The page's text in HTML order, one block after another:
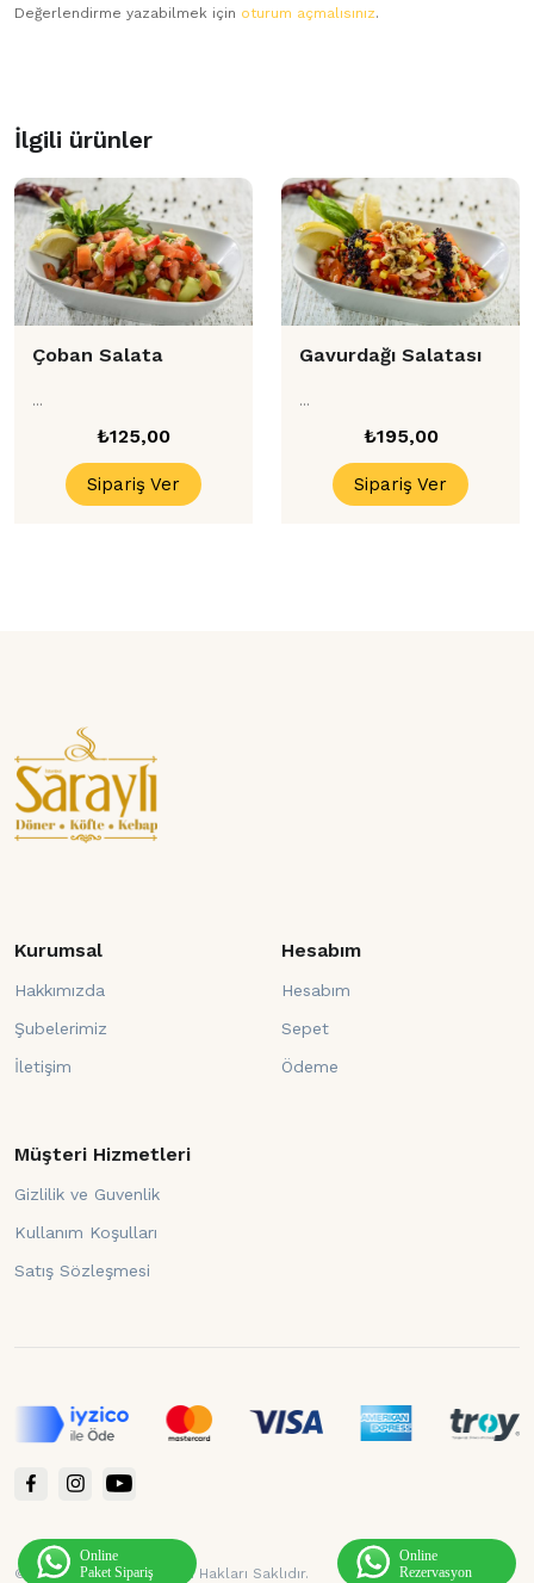
Değerlendirme yazabilmek için oturum açmalısınız.
İlgili ürünler
Çoban Salata
...
₺125,00
Sipariş Ver
Gavurdağı Salatası
...
₺195,00
Sipariş Ver
Kurumsal
Hakkımızda
Şubelerimiz
İletişim
Hesabım
Hesabım
Sepet
Ödeme
Müşteri Hizmetleri
Gizlilik ve Guvenlik
Kullanım Koşulları
Satış Sözleşmesi
©2021 Saraylı Döner. Tüm Hakları Saklıdır.